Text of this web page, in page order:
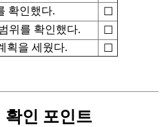
확인했다.
☐
위를 확인했다.
☐
획을 세웠다.
☐
확인 포인트